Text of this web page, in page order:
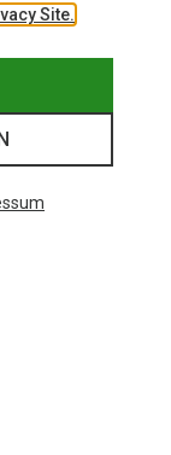
Site.